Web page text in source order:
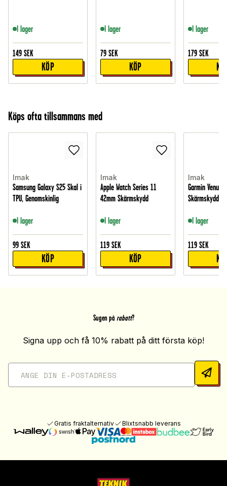
I lager
149 SEK
KÖP
I lager
79 SEK
KÖP
I lager
179 SEK
Köps ofta tillsammans med
Imak
Samsung Galaxy S25 Skal i
TPU, Genomskinlig
I lager
99 SEK
KÖP
Imak
Apple Watch Series 11
42mm Skärmskydd
I lager
119 SEK
KÖP
Imak
Garmin Venu 4
Skärmskydd
I lager
119 SEK
Sugen på rabatt?
Signa upp och få 10% rabatt på ditt första köp!
Gratis fraktalternativ Blixtsnabb leverans